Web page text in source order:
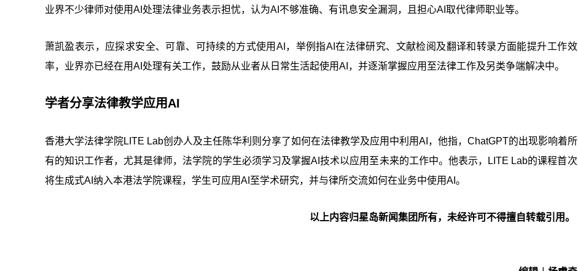
业界不少律师对使用AI处理法律业务表示担忧，认为AI不够准确、有讯息安全漏洞，且担心AI取代律师职业等。
萧凯盈表示，应探求安全、可靠、可持续的方式使用AI，举例指AI在法律研究、文献检阅及翻译和转录方面能提升工作效
率，业界亦已经在用AI处理有关工作，鼓励从业者从日常生活起使用AI，并逐渐掌握应用至法律工作及另类争端解决中。
学者分享法律教学应用AI
香港大学法律学院LITE Lab创办人及主任陈华利则分享了如何在法律教学及应用中利用AI，他指，ChatGPT的出现影响着所
有的知识工作者，尤其是律师，法学院的学生必须学习及掌握AI技术以应用至未来的工作中。他表示，LITE Lab的课程首次
将生成式AI纳入本港法学院课程，学生可应用AI至学术研究，并与律所交流如何在业务中使用AI。
以上内容归星岛新闻集团所有，未经许可不得擅自转载引用。